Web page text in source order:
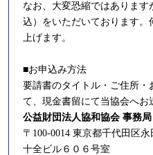
なお、大変恐縮ではありま
込）をいただいております
上げます。
■お申込み方法
要請書のタイトル・ご住所
て、現金書留にて当協会へお
公益財団法人協和協会 事務局
〒100-0014 東京都千代田区
十全ビル６０６号室